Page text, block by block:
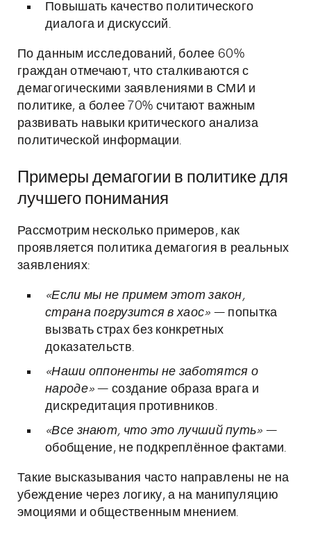
Повышать качество политического
диалога и дискуссий.
По данным исследований, более 60%
граждан отмечают, что сталкиваются с
демагогическими заявлениями в СМИ и
политике, а более 70% считают важным
развивать навыки критического анализа
политической информации.
Примеры демагогии в политике для
лучшего понимания
Рассмотрим несколько примеров, как
проявляется политика демагогия в реальных
заявлениях:
«Если мы не примем этот закон,
страна погрузится в хаос» — попытка
вызвать страх без конкретных
доказательств.
«Наши оппоненты не заботятся о
народе» — создание образа врага и
дискредитация противников.
«Все знают, что это лучший путь» —
обобщение, не подкреплённое фактами.
Такие высказывания часто направлены не на
убеждение через логику, а на манипуляцию
эмоциями и общественным мнением.